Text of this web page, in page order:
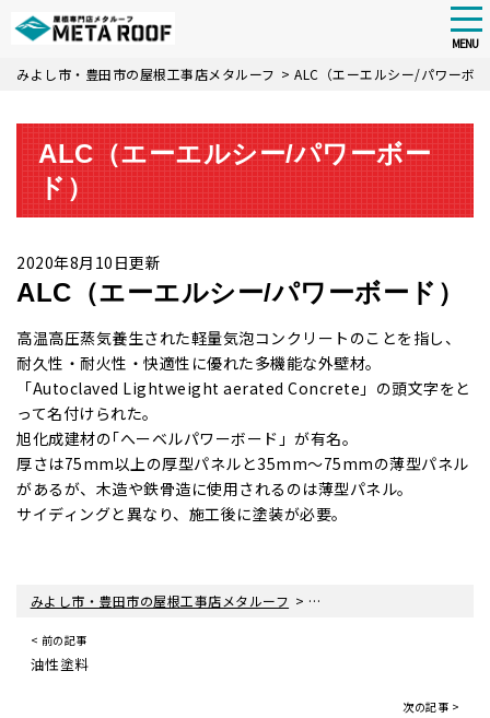
Skip
MENU
みよし市・豊田市の屋根工事店メタルーフ > ALC（エーエルシー/パワーボ
ALC（エーエルシー/パワーボー
ド）
2020年8月10日更新
ALC（エーエルシー/パワーボード）
高温高圧蒸気養生された軽量気泡コンクリートのことを指し、
耐久性・耐火性・快適性に優れた多機能な外壁材。
「Autoclaved Lightweight aerated Concrete」の頭文字をと
って名付けられた。
旭化成建材の｢へーベルパワーボード」が有名。
厚さは75mm以上の厚型パネルと35mm～75mmの薄型パネル
があるが、木造や鉄骨造に使用されるのは薄型パネル。
サイディングと異なり、施工後に塗装が必要。
みよし市・豊田市の屋根工事店メタルーフ > ALC（エーエルシー/パワー
< 前の記事
油性塗料
次の記事 >